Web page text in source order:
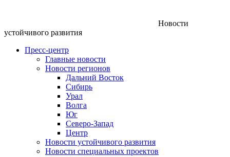
Новости
устойчивого развития
Пресс-центр
Главные новости
Новости регионов
Дальний Восток
Сибирь
Урал
Волга
Юг
Северо-Запад
Центр
Новости устойчивого развития
Новости специальных проектов